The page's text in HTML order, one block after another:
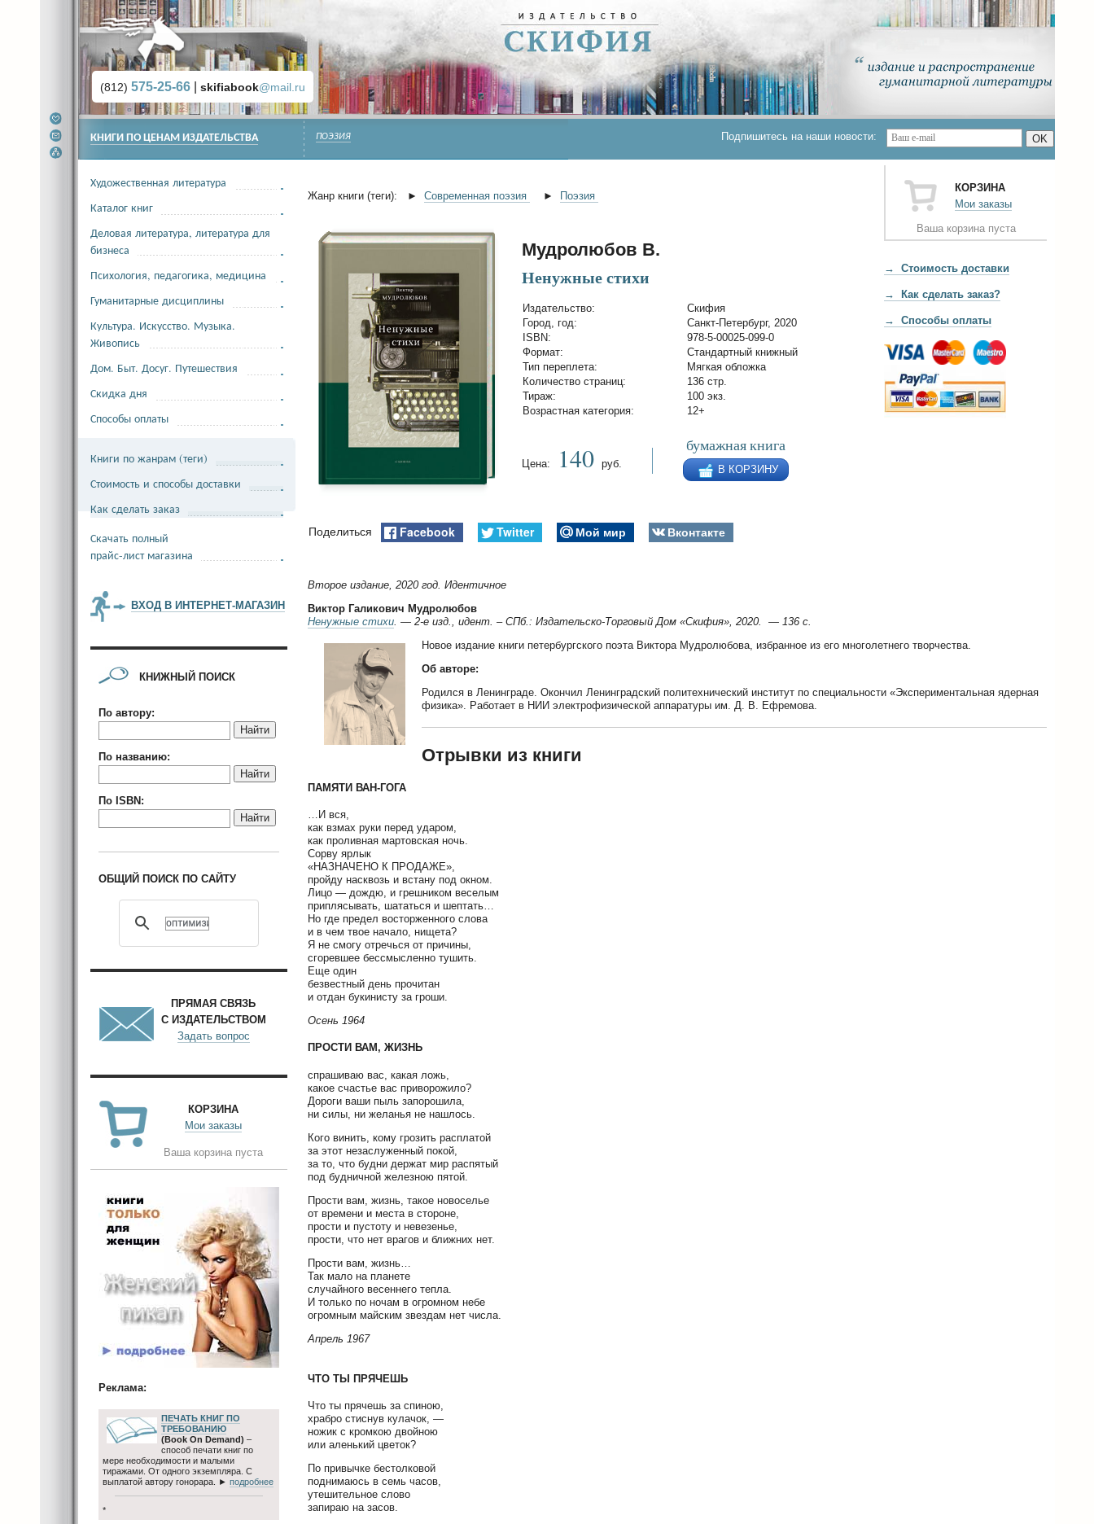
(812) 575-25-66 skifiabook@mail.ru
ПОЭЗИЯ Подпишитесь на наши новости: OK
КОРЗИНА
Мои заказы
Ваша корзина пуста
→ Стоимость доставки
→ Как сделать заказ?
→ Способы оплаты
Жанр книги (теги): ► Современная поэзия ► Поэзия
Мудролюбов В.
Ненужные стихи
Издательство:
Скифия
Город, год:
Санкт-Петербург, 2020
ISBN:
978-5-00025-099-0
Формат:
Стандартный книжный
Тип переплета:
Мягкая обложка
Количество страниц:
136 стр.
Тираж:
100 экз.
Возрастная категория:
12+
Цена: 140 руб.
бумажная книга
В КОРЗИНУ
Поделиться Facebook Twitter Мой мир Вконтакте
Второе издание, 2020 год. Идентичное
Виктор Галикович Мудролюбов
Ненужные стихи. — 2-е изд., идент. – СПб.: Издательско-Торговый Дом «Скифия», 2020. — 136 с.
Новое издание книги петербургского поэта Виктора Мудролюбова, избранное из его многолетнего творчества.
Об авторе:
Родился в Ленинграде. Окончил Ленинградский политехнический институт по специальности «Экспериментальная ядерная
физика». Работает в НИИ электрофизической аппаратуры им. Д. В. Ефремова.
Отрывки из книги
ПАМЯТИ ВАН-ГОГА
…И вся,
как взмах руки перед ударом,
как проливная мартовская ночь.
Сорву ярлык
«НАЗНАЧЕНО К ПРОДАЖЕ»,
пройду насквозь и встану под окном.
Лицо — дождю, и грешником веселым
приплясывать, шататься и шептать…
Но где предел восторженного слова
и в чем твое начало, нищета?
Я не смогу отречься от причины,
сгоревшее бессмысленно тушить.
Еще один
безвестный день прочитан
и отдан букинисту за гроши.
Осень 1964
ПРОСТИ ВАМ, ЖИЗНЬ
спрашиваю вас, какая ложь,
какое счастье вас приворожило?
Дороги ваши пыль запорошила,
ни силы, ни желанья не нашлось.
Кого винить, кому грозить расплатой
за этот незаслуженный покой,
за то, что будни держат мир распятый
под будничной железною пятой.
Прости вам, жизнь, такое новоселье
от времени и места в стороне,
прости и пустоту и невезенье,
прости, что нет врагов и ближних нет.
Прости вам, жизнь…
Так мало на планете
случайного весеннего тепла.
И только по ночам в огромном небе
огромным майским звездам нет числа.
Апрель 1967
ЧТО ТЫ ПРЯЧЕШЬ
Что ты прячешь за спиною,
храбро стиснув кулачок, —
ножик с кромкою двойною
или аленький цветок?
По привычке бестолковой
поднимаюсь в семь часов,
утешительное слово
запираю на засов.
КНИГИ ПО ЦЕНАМ ИЗДАТЕЛЬСТВА
Художественная литература
Каталог книг
Деловая литература, литература для
бизнеса
Психология, педагогика, медицина
Гуманитарные дисциплины
Культура. Искусство. Музыка.
Живопись
Дом. Быт. Досуг. Путешествия
Скидка дня
Способы оплаты
Книги по жанрам (теги)
Стоимость и способы доставки
Как сделать заказ
Скачать полный
прайс-лист магазина
ВХОД В ИНТЕРНЕТ-МАГАЗИН
КНИЖНЫЙ ПОИСК
По автору:
Найти
По названию:
Найти
По ISBN:
Найти
ОБЩИЙ ПОИСК ПО САЙТУ
ПРЯМАЯ СВЯЗЬ
С ИЗДАТЕЛЬСТВОМ
Задать вопрос
КОРЗИНА
Мои заказы
Ваша корзина пуста
Реклама:
ПЕЧАТЬ КНИГ ПО
ТРЕБОВАНИЮ
(Book On Demand) –
способ печати книг по
мере необходимости и малыми
тиражами. От одного экземпляра. С
выплатой автору гонорара. ► подробнее
*